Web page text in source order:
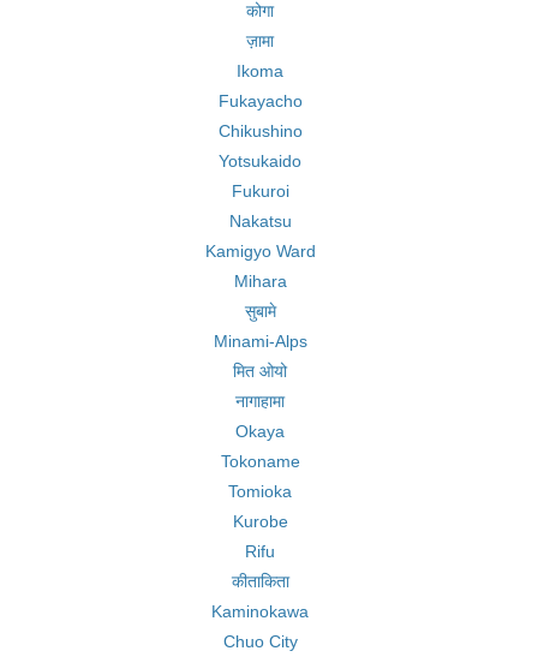
कोगा
ज़ामा
Ikoma
Fukayacho
Chikushino
Yotsukaido
Fukuroi
Nakatsu
Kamigyo Ward
Mihara
सुबामे
Minami-Alps
मित ओयो
नागाहामा
Okaya
Tokoname
Tomioka
Kurobe
Rifu
कीताकिता
Kaminokawa
Chuo City